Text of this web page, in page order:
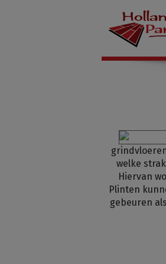
welke
Hiervan
Plinten
gebeuren